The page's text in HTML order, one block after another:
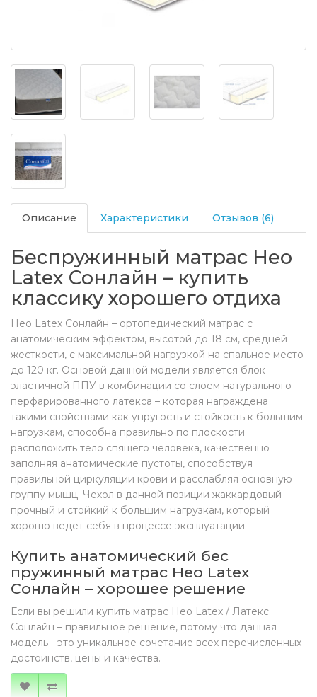
Описание Характеристики Отзывов (6)
Беспружинный матрас Нео
Latex Сонлайн – купить
классику хорошего отдиха
Нео Latex Сонлайн – ортопедический матрас с
анатомическим эффектом, высотой до 18 см, средней
жесткости, с максимальной нагрузкой на спальное место
до 120 кг. Основой данной модели является блок
эластичной ППУ в комбинации со слоем натурального
перфарированного латекса – которая награждена
такими свойствами как упругость и стойкость к большим
нагрузкам, способна правильно по плоскости
расположить тело спящего человека, качественно
заполняя анатомические пустоты, способствуя
правильной циркуляции крови и расслабляя основную
группу мышц. Чехол в данной позиции жаккардовый –
прочный и стойкий к большим нагрузкам, который
хорошо ведет себя в процессе эксплуатации.
Купить анатомический бес
пружинный матрас Нео Latex
Сонлайн – хорошее решение
Если вы решили купить матрас Нео Latex / Латекс
Сонлайн – правильное решение, потому что данная
модель - это уникальное сочетание всех перечисленных
достоинств, цены и качества.